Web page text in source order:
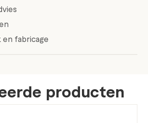
en fabricage
producten